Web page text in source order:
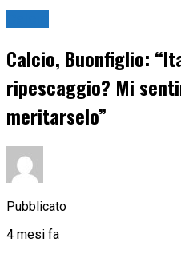
Calcio, Buonfiglio:
ripescaggio? Mi
meritarselo”
Pubblicato
4 mesi fa